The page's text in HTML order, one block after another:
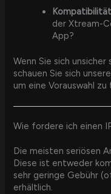
der Xtream-
App?
Wenn Sie sich
schauen Sie sich
um eine Vorauswahl
Wie fordere ich einen
Die meisten seriösen
Diese ist entweder
sehr geringe Gebühr
erhältlich.